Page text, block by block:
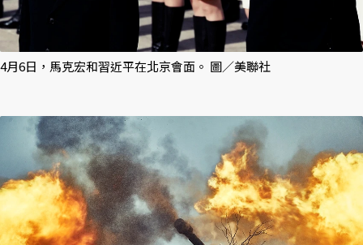
4月6日，馬克宏和習近平在北京會面。 圖／美聯社